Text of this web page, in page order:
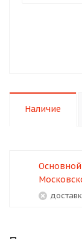
Наличие